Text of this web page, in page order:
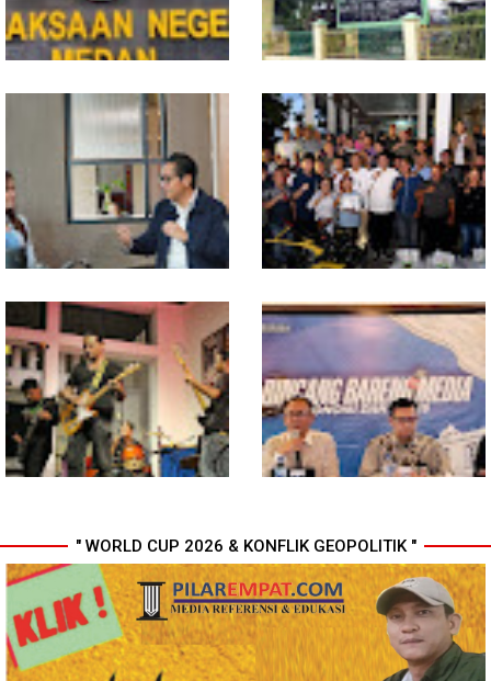
Kejari Medan Terima SPDP
Kasus Dugaan Kekerasan
Anggota DPRD Medan AT
Wali Kota Medan
Bebastugaskan Sementara
Camat Medan Timur,
Tindaklanjuti Hasil Audit
Khudus Inspektorat
Maknai Kemerdekaan RI Ke-81,
Rico Waas : Kemerdekaan
Harus Dirasakan Masyarakat
Lewat Peningkatan Pelayanan
Primer
Gubernur Bobby Nasution
Siapkan Rumah Produksi
Kelapa di Nias Utara
In Release02,Hansen Teo:
Band Medan Harus Berani
Bereskperimen
Ekonomi Sumut Triwulan II
2026 berkisar 5,06 Persen, BI :
Konsumsi RT dan
Perdagangan CPO
Penyumbang Tertinggi
" WORLD CUP 2026 & KONFLIK GEOPOLITIK "